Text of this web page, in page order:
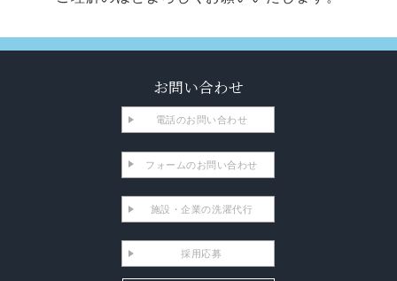
お問い合わせ
電話のお問い合わせ
フォームのお問い合わせ
施設・企業の洗濯代行
採用応募